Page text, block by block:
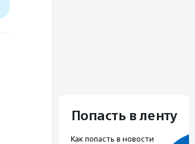
Попасть в ленту
Как попасть в новости